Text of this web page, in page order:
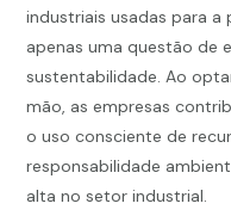
industriais usadas para
apenas uma questão de
sustentabilidade. Ao
mão, as empresas
o uso consciente de
responsabilidade
alta no setor industrial.